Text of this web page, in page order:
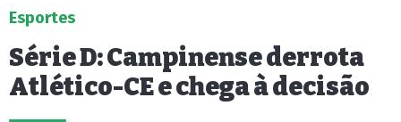
Esportes
Série D: Campinense derrota
Atlético-CE e chega à decisão